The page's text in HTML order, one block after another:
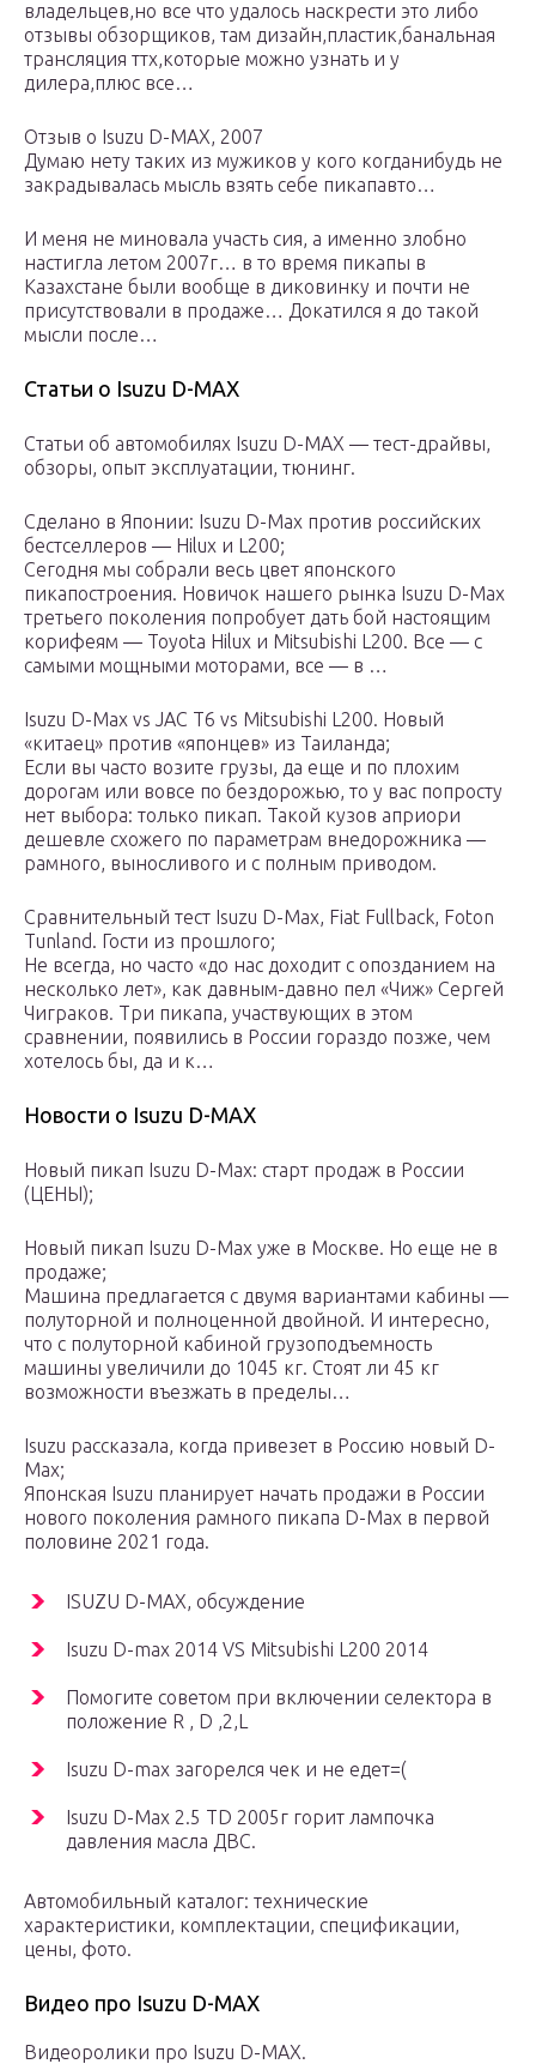
владельцев,но все что удалось наскрести это либо
отзывы обзорщиков, там дизайн,пластик,банальная
трансляция ттх,которые можно узнать и у
дилера,плюс все…
Отзыв о Isuzu D-MAX, 2007
Думаю нету таких из мужиков у кого когданибудь не
закрадывалась мысль взять себе пикапавто…
И меня не миновала участь сия, а именно злобно
настигла летом 2007г… в то время пикапы в
Казахстане были вообще в диковинку и почти не
присутствовали в продаже… Докатился я до такой
мысли после…
Статьи о Isuzu D-MAX
Статьи об автомобилях Isuzu D-MAX — тест-драйвы,
обзоры, опыт эксплуатации, тюнинг.
Сделано в Японии: Isuzu D-Max против российских
бестселлеров — Hilux и L200;
Сегодня мы собрали весь цвет японского
пикапостроения. Новичок нашего рынка Isuzu D-Max
третьего поколения попробует дать бой настоящим
корифеям — Toyota Hilux и Mitsubishi L200. Все — с
самыми мощными моторами, все — в …
Isuzu D-Max vs JAC T6 vs Mitsubishi L200. Новый
«китаец» против «японцев» из Таиланда;
Если вы часто возите грузы, да еще и по плохим
дорогам или вовсе по бездорожью, то у вас попросту
нет выбора: только пикап. Такой кузов априори
дешевле схожего по параметрам внедорожника —
рамного, выносливого и с полным приводом.
Сравнительный тест Isuzu D-Max, Fiat Fullback, Foton
Tunland. Гости из прошлого;
Не всегда, но часто «до нас доходит с опозданием на
несколько лет», как давным-давно пел «Чиж» Сергей
Чиграков. Три пикапа, участвующих в этом
сравнении, появились в России гораздо позже, чем
хотелось бы, да и к…
Новости о Isuzu D-MAX
Новый пикап Isuzu D-Max: старт продаж в России
(ЦЕНЫ);
Новый пикап Isuzu D-Max уже в Москве. Но еще не в
продаже;
Машина предлагается с двумя вариантами кабины —
полуторной и полноценной двойной. И интересно,
что с полуторной кабиной грузоподъемность
машины увеличили до 1045 кг. Стоят ли 45 кг
возможности въезжать в пределы…
Isuzu рассказала, когда привезет в Россию новый D-
Max;
Японская Isuzu планирует начать продажи в России
нового поколения рамного пикапа D-Max в первой
половине 2021 года.
ISUZU D-MAX, обсуждение
Isuzu D-max 2014 VS Mitsubishi L200 2014
Помогите советом при включении селектора в
положение R , D ,2,L
Isuzu D-max загорелся чек и не едет=(
Isuzu D-Max 2.5 TD 2005г горит лампочка
давления масла ДВС.
Автомобильный каталог: технические
характеристики, комплектации, спецификации,
цены, фото.
Видео про Isuzu D-MAX
Видеоролики про Isuzu D-MAX.